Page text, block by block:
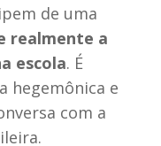
de uma
realmente a
escola. É
hegemônica e
com a